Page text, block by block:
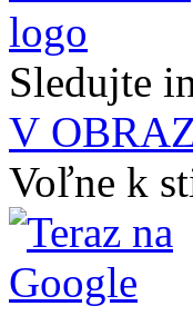
Sledujte
V
Voľne k